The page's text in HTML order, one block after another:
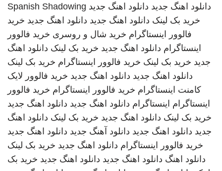
دانلود اهنگ جدید دانلود اهنگ جدید Spanish Shadowing
خرید بک لینک دانلود اهنگ جدید دانلود اهنگ جدید خرید
فالوور اینستاگرام خرید شال و روسری خرید فالوور
اینستاگرام دانلود اهنگ جدید خرید بک لینک دانلود اهنگ
جدید خرید بک لینک خرید فالوور اینستاگرام خرید بک لینک
دانلود اهنگ جدید دانلود اهنگ جدید خرید فالوور لایک
کامنت اینستاگرام خرید فالوور اینستاگرام خرید فالوور
اینستاگرام اینستاگرام دانلود اهنگ جدید دانلود اهنگ جدید
خرید بک لینک دانلود اهنگ جدید خرید بک لینک دانلود اهنگ
جدید دانلود اهنگ جدید دانلود آهنگ جدید دانلود اهنگ جدید
خرید فالوور اینستاگرام دانلود اهنگ جدید خرید بک لینک
دانلود اهنگ دانلود اهنگ جدید دانلود اهنگ جدید خرید بک